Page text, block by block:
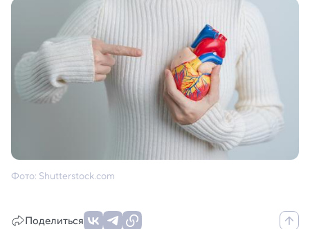
Фото: Shutterstock.com
Поделиться